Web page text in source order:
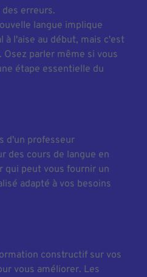
des erreurs.
langue implique
à l'aise au début, mais c'est
parler même si vous
étape essentielle du
d'un professeur
des cours de langue en
qui peut vous fournir un
adapté à vos besoins
constructif sur vos
vous améliorer. Les